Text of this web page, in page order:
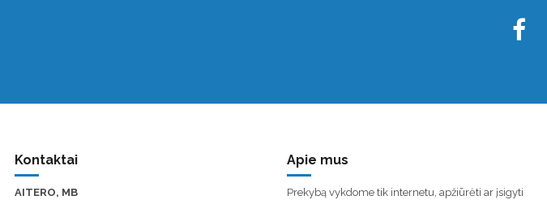
Kontaktai
AITERO, MB
Apie mus
Prekybą vykdome tik internetu, apžiūrėti ar įsigyti